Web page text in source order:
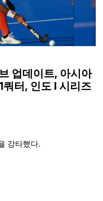
업데이트, 아시아
터, 인도 I 시리즈